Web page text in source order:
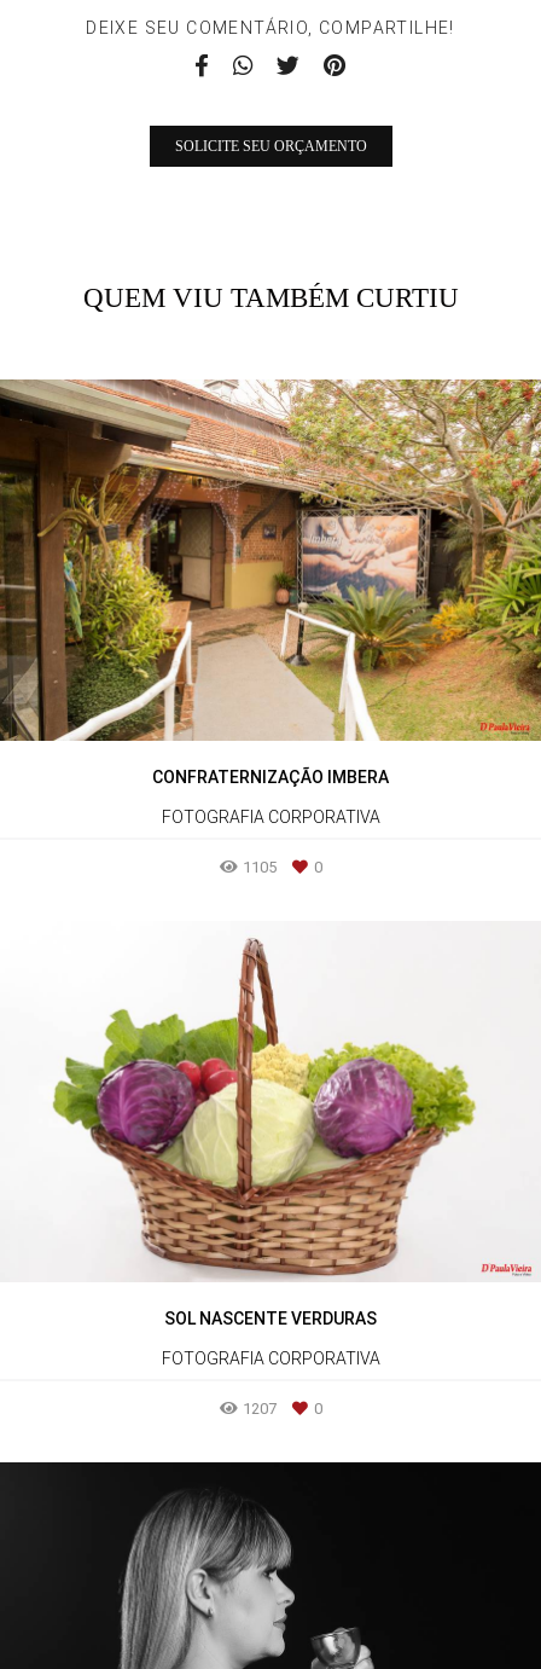
DEIXE SEU COMENTÁRIO, COMPARTILHE!
SOLICITE SEU ORÇAMENTO
QUEM VIU TAMBÉM CURTIU
CONFRATERNIZAÇÃO IMBERA
FOTOGRAFIA CORPORATIVA
1105 0
SOL NASCENTE VERDURAS
FOTOGRAFIA CORPORATIVA
1207 0